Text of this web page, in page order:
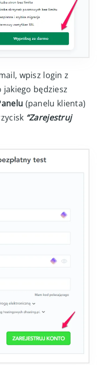
wpisz login z
jakiego będziesz
(panelu klienta)
“Zarejestruj